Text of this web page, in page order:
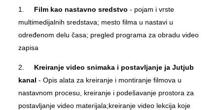
1. Film kao nastavno sredstvo - pojam i vrste
multimedijalnih sredstava; mesto filma u nastavi u
određenom delu časa; pregled programa za obradu video
zapisa
2. Kreiranje video snimaka i postavljanje ja Jutjub
kanal - Opis alata za kreiranje i montiranje filmova u
nastavnom procesu, kreiranje i podešavanje prostora za
postavljanje video materijala;kreiranje video lekcija koje